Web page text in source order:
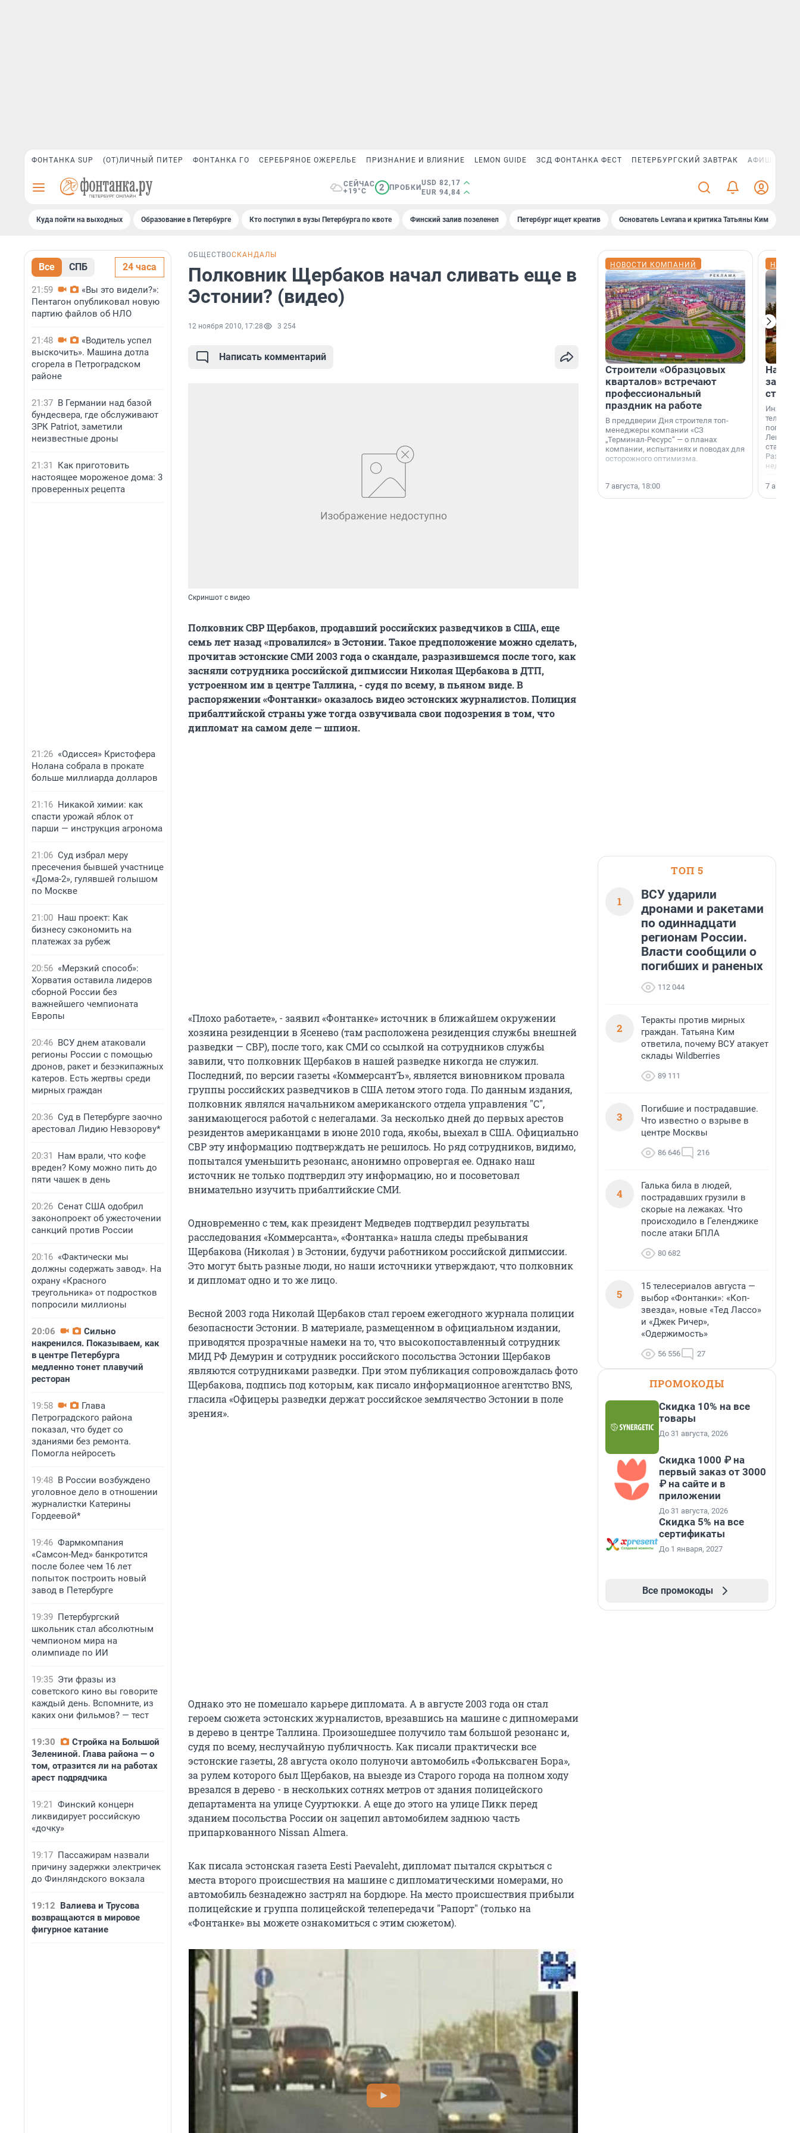
ФОНТАНКА SUP (ОТ)ЛИЧНЫЙ ПИТЕР ФОНТАНКА ГО СЕРЕБРЯНОЕ ОЖЕРЕЛЬЕ ПРИЗНАНИЕ И ВЛИЯНИЕ LEMON GUIDE ЗСД ФОНТАНКА ФЕСТ ПЕТЕРБУРГСКИЙ ЗАВТРАК АФИША PLUS
СЕЙЧАС
+19°C
2 ПРОБКИ
USD 82,17
EUR 94,84
Куда пойти на выходных Образование в Петербурге Кто поступил в вузы Петербурга по квоте Финский залив позеленел Петербург ищет креатив Основатель Levrana и критика Татьяны Ким
Все СПБ 24 часа
21:59
«Вы это видели?»:
Пентагон опубликовал новую
партию файлов об НЛО
21:48
«Водитель успел
выскочить». Машина дотла
сгорела в Петроградском
районе
21:37 В Германии над базой
бундесвера, где обслуживают
ЗРК Patriot, заметили
неизвестные дроны
21:31
Как приготовить
настоящее мороженое дома: 3
проверенных рецепта
21:26 «Одиссея» Кристофера
Нолана собрала в прокате
больше миллиарда долларов
21:16 Никакой химии: как
спасти урожай яблок от
парши — инструкция агронома
21:06 Суд избрал меру
пресечения бывшей участнице
«Дома-2», гулявшей голышом
по Москве
21:00 Наш проект: Как
бизнесу сэкономить на
платежах за рубеж
20:56 «Мерзкий способ»:
Хорватия оставила лидеров
сборной России без
важнейшего чемпионата
Европы
20:46 ВСУ днем атаковали
регионы России с помощью
дронов, ракет и безэкипажных
катеров. Есть жертвы среди
мирных граждан
20:36 Суд в Петербурге заочно
арестовал Лидию Невзорову*
20:31
Нам врали, что кофе
вреден? Кому можно пить до
пяти чашек в день
20:26 Сенат США одобрил
законопроект об ужесточении
санкций против России
20:16 «Фактически мы
должны содержать завод». На
охрану «Красного
треугольника» от подростков
попросили миллионы
20:06
Сильно
накренился. Показываем, как
в центре Петербурга
медленно тонет плавучий
ресторан
19:58
Глава
Петроградского района
показал, что будет со
зданиями без ремонта.
Помогла нейросеть
19:48 В России возбуждено
уголовное дело в отношении
журналистки Катерины
Гордеевой*
19:46 Фармкомпания
«Самсон-Мед» банкротится
после более чем 16 лет
попыток построить новый
завод в Петербурге
19:39 Петербургский
школьник стал абсолютным
чемпионом мира на
олимпиаде по ИИ
19:35 Эти фразы из
советского кино вы говорите
каждый день. Вспомните, из
каких они фильмов? — тест
19:30
Стройка на Большой
Зелениной. Глава района — о
том, отразится ли на работах
арест подрядчика
19:21 Финский концерн
ликвидирует российскую
«дочку»
19:17 Пассажирам назвали
причину задержки электричек
до Финляндского вокзала
19:12 Валиева и Трусова
возвращаются в мировое
фигурное катание
ОБЩЕСТВОСКАНДАЛЫ
Полковник Щербаков начал сливать еще в
Эстонии? (видео)
12 ноября 2010, 17:28 3 254
Написать комментарий
Скриншот с видео
Полковник СВР Щербаков, продавший российских разведчиков в США, еще
семь лет назад «провалился» в Эстонии. Такое предположение можно сделать,
прочитав эстонские СМИ 2003 года о скандале, разразившемся после того, как
засняли сотрудника российской дипмиссии Николая Щербакова в ДТП,
устроенном им в центре Таллина, - судя по всему, в пьяном виде. В
распоряжении «Фонтанки» оказалось видео эстонских журналистов. Полиция
прибалтийской страны уже тогда озвучивала свои подозрения в том, что
дипломат на самом деле — шпион.
«Плохо работаете», - заявил «Фонтанке» источник в ближайшем окружении
хозяина резиденции в Ясенево (там расположена резиденция службы внешней
разведки — СВР), после того, как СМИ со ссылкой на сотрудников службы
завили, что полковник Щербаков в нашей разведке никогда не служил.
Последний, по версии газеты «КоммерсантЪ», является виновником провала
группы российских разведчиков в США летом этого года. По данным издания,
полковник являлся начальником американского отдела управления "С",
занимающегося работой с нелегалами. За несколько дней до первых арестов
резидентов американцами в июне 2010 года, якобы, выехал в США. Официально
СВР эту информацию подтверждать не решилось. Но ряд сотрудников, видимо,
попытался уменьшить резонанс, анонимно опровергая ее. Однако наш
источник не только подтвердил эту информацию, но и посоветовал
внимательно изучить прибалтийские СМИ.
Одновременно с тем, как президент Медведев подтвердил результаты
расследования «Коммерсанта», «Фонтанка» нашла следы пребывания
Щербакова (Николая ) в Эстонии, будучи работником российской дипмиссии.
Это могут быть разные люди, но наши источники утверждают, что полковник
и дипломат одно и то же лицо.
Весной 2003 года Николай Щербаков стал героем ежегодного журнала полиции
безопасности Эстонии. В материале, размещенном в официальном издании,
приводятся прозрачные намеки на то, что высокопоставленный сотрудник
МИД РФ Демурин и сотрудник российского посольства Эстонии Щербаков
являются сотрудниками разведки. При этом публикация сопровождалась фото
Щербакова, подпись под которым, как писало информационное агентство BNS,
гласила «Офицеры разведки держат российское землячество Эстонии в поле
зрения».
Однако это не помешало карьере дипломата. А в августе 2003 года он стал
героем сюжета эстонских журналистов, врезавшись на машине с дипномерами
в дерево в центре Таллина. Произошедшее получило там большой резонанс и,
судя по всему, неслучайную публичность. Как писали практически все
эстонские газеты, 28 августа около полуночи автомобиль «Фольксваген Бора»,
за рулем которого был Щербаков, на выезде из Старого города на полном ходу
врезался в дерево - в нескольких сотнях метров от здания полицейского
департамента на улице Сууртюкки. А еще до этого на улице Пикк перед
зданием посольства России он зацепил автомобилем заднюю часть
припаркованного Nissan Almera.
Как писала эстонская газета Eesti Paevaleht, дипломат пытался скрыться с
места второго происшествия на машине с дипломатическими номерами, но
автомобиль безнадежно застрял на бордюре. На место происшествия прибыли
полицейские и группа полицейской телепередачи "Рапорт" (только на
«Фонтанке» вы можете ознакомиться с этим сюжетом).
НОВОСТИ КОМПАНИЙ
Строители «Образцовых
кварталов» встречают
профессиональный
праздник на работе
В преддверии Дня строителя топ-
менеджеры компании «СЗ
„Терминал-Ресурс“ — о планах
компании, испытаниях и поводах для
осторожного оптимизма.
7 августа, 18:00
На
станции
7
ТОП 5
1
ВСУ ударили
дронами и ракетами
по одиннадцати
регионам России.
Власти сообщили о
погибших и раненых
112 044
2
Теракты против мирных
граждан. Татьяна Ким
ответила, почему ВСУ атакует
склады Wildberries
89 111
3
Погибшие и пострадавшие.
Что известно о взрыве в
центре Москвы
86 646 216
4
Галька била в людей,
пострадавших грузили в
скорые на лежаках. Что
происходило в Геленджике
после атаки БПЛА
80 682
5
15 телесериалов августа —
выбор «Фонтанки»: «Коп-
звезда», новые «Тед Лассо»
и «Джек Ричер»,
«Одержимость»
56 556 27
ПРОМОКОДЫ
Скидка 10% на все
товары
До 31 августа, 2026
Скидка 1000 ₽ на
первый заказ от 3000
₽ на сайте и в
приложении
До 31 августа, 2026
Скидка 5% на все
сертификаты
До 1 января, 2027
Все промокоды